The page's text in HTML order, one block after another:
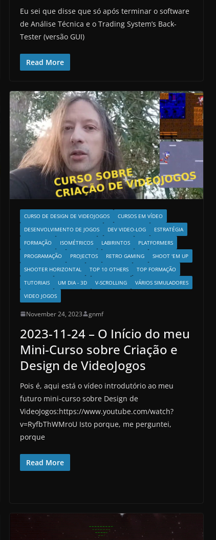
Eu sei que disse que só após terminar o software
de Análise Técnica e o Trading System’s Back-
Tester (versão GUI)
Read More
CURSO DE DESIGN DE VIDEOJOGOS
CURSOS EM VÍDEO
DESENVOLVIMENTO DE JOGOS
DEV VIDEO-LOG
ESTRATÉGIA
FORMAÇÃO
ISOMÉTRICOS LABIRINTOS
PLATFORMERS
PROGRAMAÇÃO
PROJECTOS RETRO GAMING
SHOOT 'EM UP
SHOOTER HORIZONTAL
TOP 10 OTHERS
TOP FORMAÇÃO
TUTORIAIS
UM DIA - 3D V-SCROLLING
VÁRIOS SIMULADORES
VIDEO JOGOS
November 24, 2023 gnmf
2023-11-24 – O Início do meu
Mini-Curso sobre Criação e
Design de VideoJogos
Pois é, aqui está o vídeo introdutório ao meu
futuro mini-curso sobre Design de
VideoJogos:https://www.youtube.com/watch?
v=RyfbThWMroU Isto porque, me perguntei,
porque
Read More